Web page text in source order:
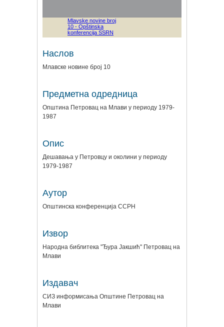
Наслов
Млавске новине број 10
Предметна одредница
Општина Петровац на Млави у периоду 1979-
1987
Опис
Дешавања у Петровцу и околини у периоду
1979-1987
Аутор
Општинска конференција ССРН
Извор
Народна библитека "Ђура Јакшић" Петровац на
Млави
Издавач
СИЗ информисања Општине Петровац на
Млави